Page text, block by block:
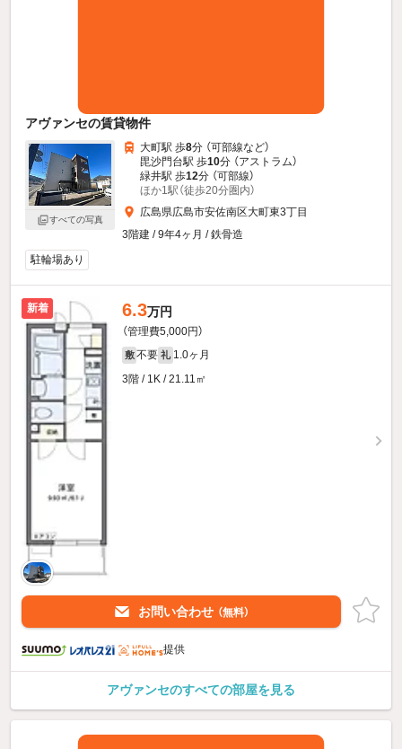
アヴァンセの賃貸物件
すべての写真
大町駅 歩8分 （可部線など）
毘沙門台駅 歩10分 （アストラム）
緑井駅 歩12分 （可部線）
ほか1駅（徒歩20分圏内）
広島県広島市安佐南区大町東3丁目
3階建 / 9年4ヶ月 / 鉄骨造
駐輪場あり
新着 6.3万円
（管理費5,000円）
敷 不要 礼 1.0ヶ月
3階 / 1K / 21.11㎡
お問い合わせ （無料）
提供
アヴァンセのすべての部屋を見る